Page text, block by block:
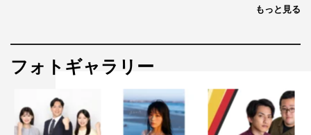
もっと見る
フォトギャラリー